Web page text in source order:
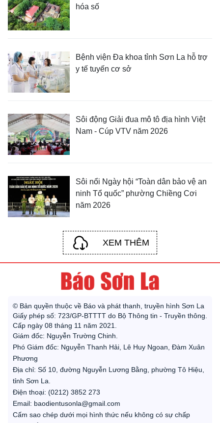
hóa số
Bệnh viện Đa khoa tỉnh Sơn La hỗ trợ
y tế tuyến cơ sở
Sôi động Giải đua mô tô địa hình Việt
Nam - Cúp VTV năm 2026
Sôi nổi Ngày hội “Toàn dân bảo vệ an
ninh Tổ quốc” phường Chiềng Cơi
năm 2026
XEM THÊM
© Bản quyền thuộc về Báo và phát thanh, truyền hình Sơn La
Giấy phép số: 723/GP-BTTTT do Bộ Thông tin - Truyền thông.
Cấp ngày 08 tháng 11 năm 2021.
Giám đốc: Nguyễn Trường Chinh.
Phó Giám đốc: Nguyễn Thanh Hải, Lê Huy Ngoan, Đàm Xuân
Phương
Địa chỉ: Số 10, đường Nguyễn Lương Bằng, phường Tô Hiệu,
tỉnh Sơn La.
Điện thoại: (0212) 3852 273
Email: baodientusonla@gmail.com
Cấm sao chép dưới mọi hình thức nếu không có sự chấp